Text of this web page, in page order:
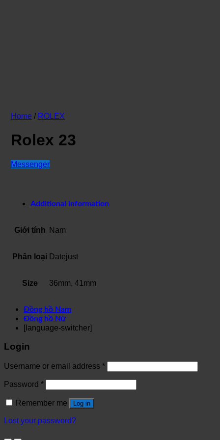
Home / ROLEX
Rolex 23
Messenger
Additional information
Giới tính Nam
Phân loại Datejust
Size 36mm, 41mm
Đồng hồ Nam
Đồng hồ Nữ
[language-switcher]
Login
Username or email address *
Password *
Remember me Log in
Lost your password?